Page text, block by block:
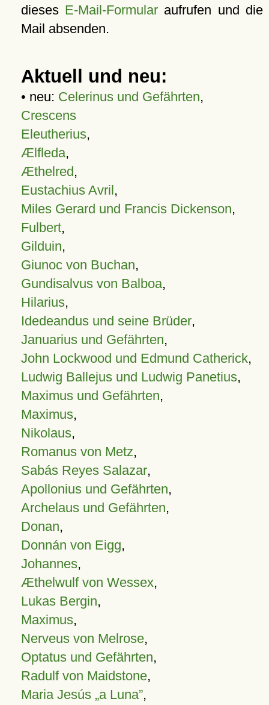
dieses E-Mail-Formular aufrufen und die
Mail absenden.
Aktuell und neu:
• neu: Celerinus und Gefährten,
Crescens
Eleutherius,
Ælfleda,
Æthelred,
Eustachius Avril,
Miles Gerard und Francis Dickenson,
Fulbert,
Gilduin,
Giunoc von Buchan,
Gundisalvus von Balboa,
Hilarius,
Idedeandus und seine Brüder,
Januarius und Gefährten,
John Lockwood und Edmund Catherick,
Ludwig Ballejus und Ludwig Panetius,
Maximus und Gefährten,
Maximus,
Nikolaus,
Romanus von Metz,
Sabás Reyes Salazar,
Apollonius und Gefährten,
Archelaus und Gefährten,
Donan,
Donnán von Eigg,
Johannes,
Æthelwulf von Wessex,
Lukas Bergin,
Maximus,
Nerveus von Melrose,
Optatus und Gefährten,
Radulf von Maidstone,
Maria Jesús „a Luna”,